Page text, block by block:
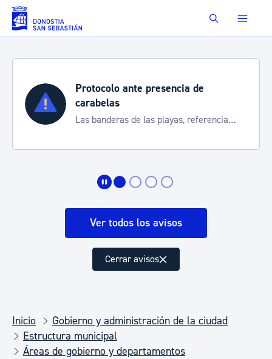
Saltar al contenido principal Buscar
Protocolo ante presencia de
carabelas
Las banderas de las playas, referencia
Ver todos los avisos
Cerrar avisos
Inicio
Gobierno y administración de la ciudad
Estructura municipal
Áreas de gobierno y departamentos